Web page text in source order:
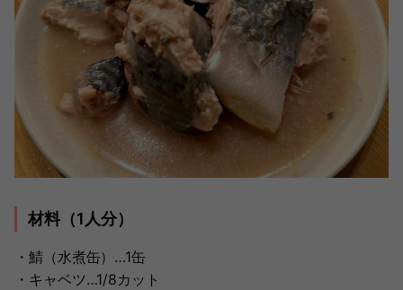
材料（1人分）
・鯖（水煮缶）…1缶
・キャベツ…1/8カット